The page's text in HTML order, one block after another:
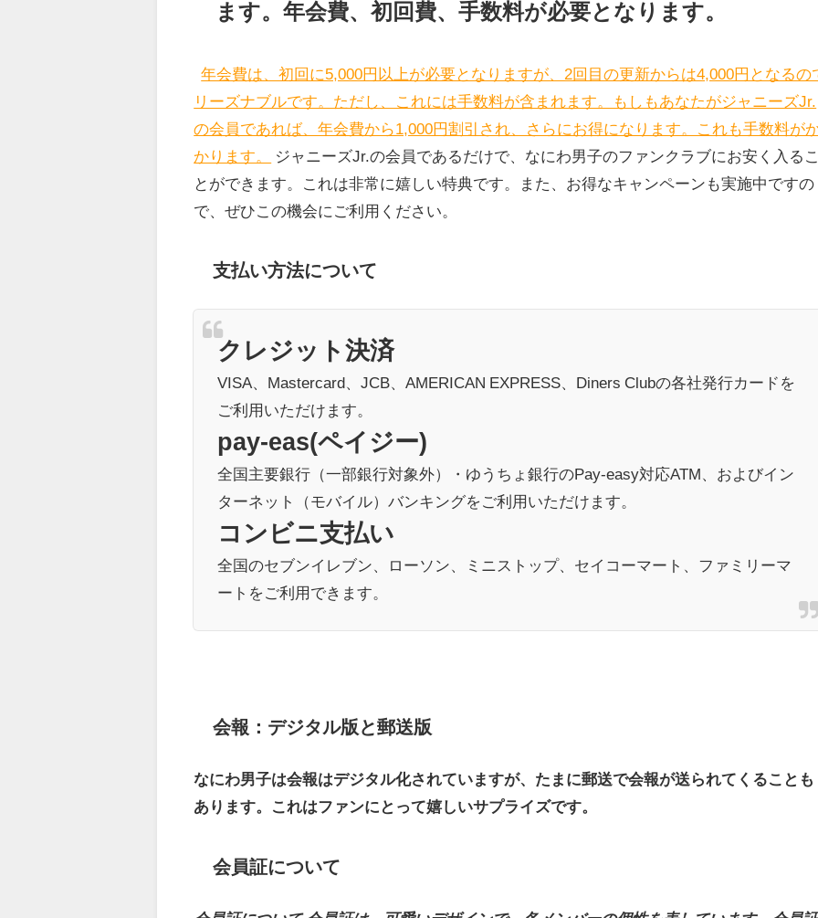
ます。年会費、初回費、手数料が必要となります。
年会費は、初回に5,000円以上が必要となりますが、2回目の更新からは4,000円となるの
リーズナブルです。ただし、これには手数料が含まれます。もしもあなたがジャニーズJr.
の会員であれば、年会費から1,000円割引され、さらにお得になります。これも手数料が
かります。
ジャニーズJr.の会員であるだけで、なにわ男子のファンクラブにお安く入る
とができます。これは非常に嬉しい特典です。また、お得なキャンペーンも実施中ですの
で、ぜひこの機会にご利用ください。
支払い方法について
クレジット決済
VISA、Mastercard、JCB、AMERICAN EXPRESS、Diners Clubの各社発行カードを
ご利用いただけます。
pay-eas(ペイジー)
全国主要銀行（一部銀行対象外）・ゆうちょ銀行のPay-easy対応ATM、およびイン
ターネット（モバイル）バンキングをご利用いただけます。
コンビニ支払い
全国のセブンイレブン、ローソン、ミニストップ、セイコーマート、ファミリーマ
ートをご利用できます。
会報：デジタル版と郵送版
なにわ男子は会報はデジタル化されていますが、たまに郵送で会報が送られてくることも
あります。これはファンにとって嬉しいサプライズです。
会員証について